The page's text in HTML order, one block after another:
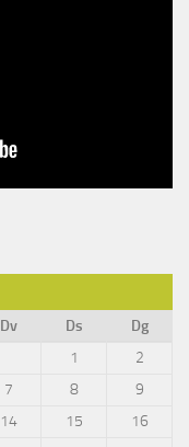
Dv Ds
Dg
1
2
7 8
9
14 15
16